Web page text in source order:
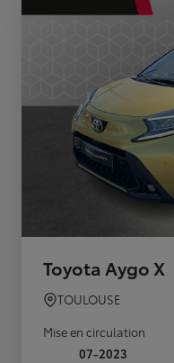
Toyota Aygo X
TOULOUSE
Mise en circulation
07-2023